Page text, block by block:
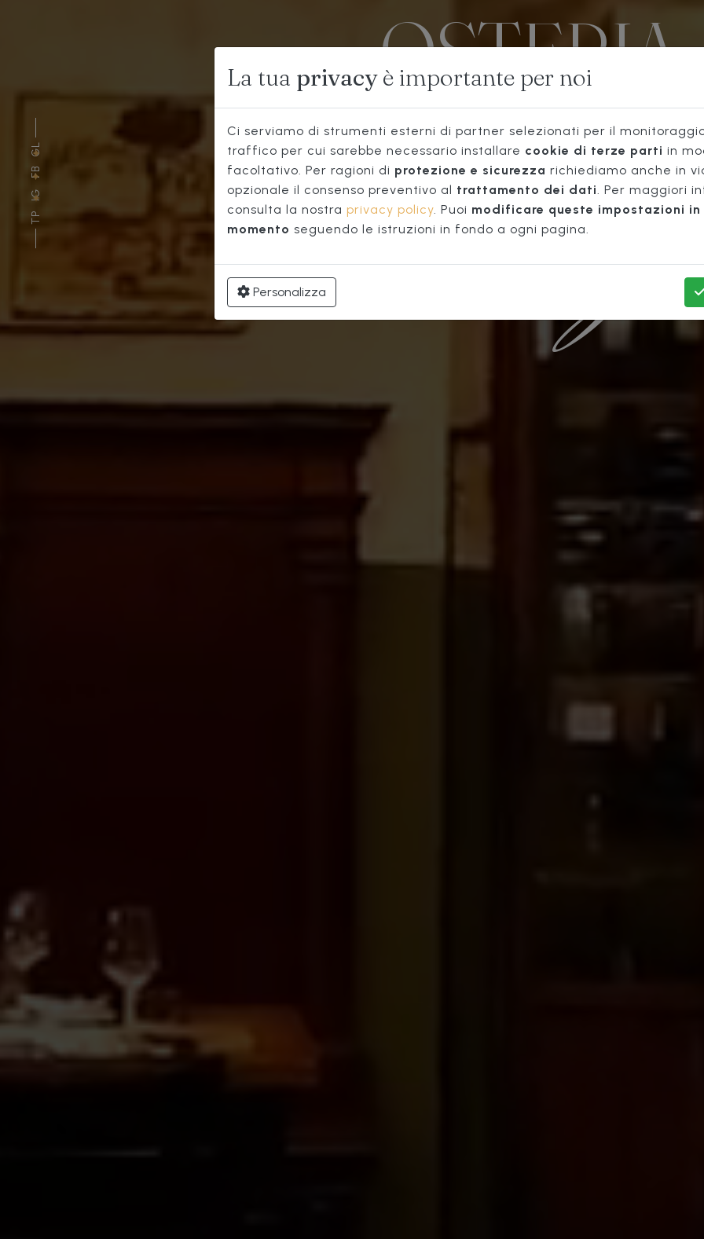
GL
FB
IG
TP
OSTERIA
NON
Firenze
La tua privacy è importante per noi
Ci serviamo di strumenti esterni di partner selezionati per il
traffico per cui sarebbe necessario installare cookie di terze parti in
facoltativo. Per ragioni di protezione e sicurezza richiediamo anche in
opzionale il consenso preventivo al trattamento dei dati . Per maggiori
consulta la nostra privacy policy . Puoi modificare queste impostazioni in
momento seguendo le istruzioni in fondo a ogni pagina.
Personalizza